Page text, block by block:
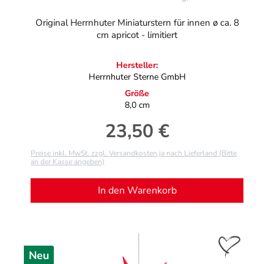
Original Herrnhuter Miniaturstern für innen ø ca. 8
cm apricot - limitiert
Hersteller:
Herrnhuter Sterne GmbH
Größe
8,0 cm
Regulärer Preis:
23,50 €
Preise inkl. MwSt. zzgl. Versandkosten ja nach Lieferland (Bitte
an der Kasse angeben)
In den Warenkorb
Neu